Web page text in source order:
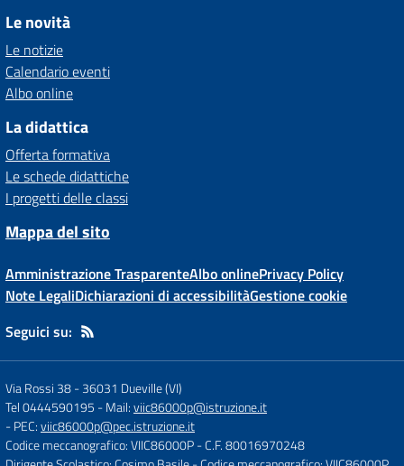
Le novità
Le notizie
Calendario eventi
Albo online
La didattica
Offerta formativa
Le schede didattiche
I progetti delle classi
Mappa del sito
Amministrazione TrasparenteAlbo onlinePrivacy Policy
Note LegaliDichiarazioni di accessibilitàGestione cookie
Seguici su:
Via Rossi 38-36031 Dueville (VI)
Tel 0444590195 - Mail:viic86000p@istruzione.it
- PEC:viic86000p@pec.istruzione.it
Codice meccanografico: VIIC86000P- C.F. 80016970248